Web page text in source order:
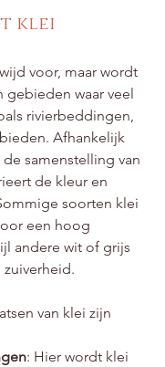
klei
voor, maar wordt
gebieden waar veel
rivierbeddingen,
Afhankelijk
samenstelling van
de kleur en
soorten klei
een hoog
andere wit of grijs
zuiverheid.
van klei zijn
: Hier wordt klei